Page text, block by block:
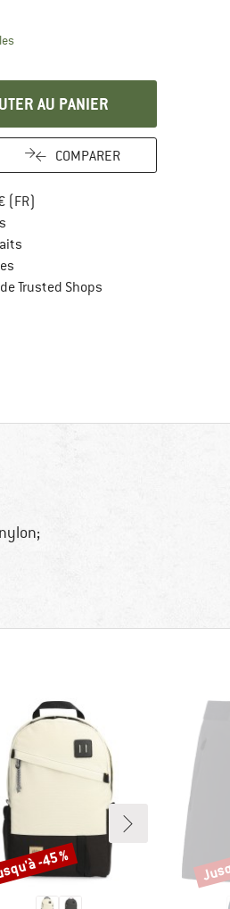
Le lien s'ouvre dans une boîte
AU PANIER
COMPARER
(FR)
Trouve les informations de
Trusted ShopsTrouve toutes les
-45 %